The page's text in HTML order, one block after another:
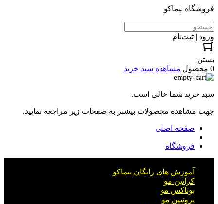
فروشگاه نیماکو
ورود | ثبت‌نام
بستن
0 محصول
مشاهده سبد خرید
سبد خرید شما خالی است.
جهت مشاهده محصولات بیشتر به صفحات زیر مراجعه نمایید.
صفحه اصلی
فروشگاه
آموزش های رایگان نیماکو
کراتین مو
بوتاکس مو
پروتیین مو